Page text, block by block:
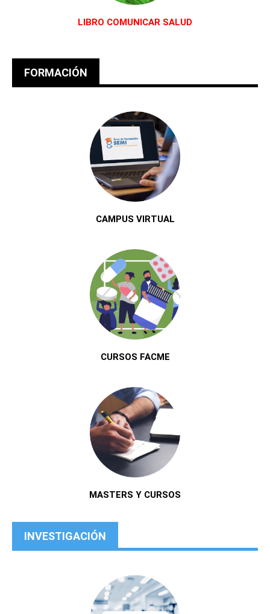
LIBRO COMUNICAR SALUD
FORMACIÓN
CAMPUS VIRTUAL
CURSOS FACME
MASTERS Y CURSOS
INVESTIGACIÓN